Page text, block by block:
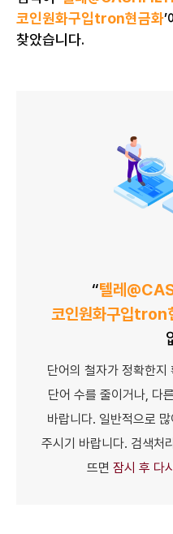
교직원
코인원화구입tron현금화
찾았습니다.
“텔레
코인원화구입tron
단어의 철자가 정확한지
단어 수를 줄이거나, 다
바랍니다. 일반적으로
주시기 바랍니다. 검색처
뜨면 잠시 후 다